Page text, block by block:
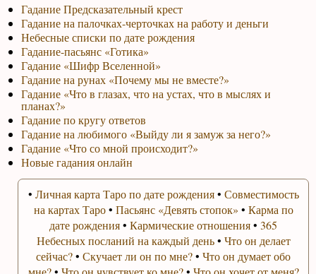
Гадание Предсказательный крест
Гадание на палочках-черточках на работу и деньги
Небесные списки по дате рождения
Гадание-пасьянс «Готика»
Гадание «Шифр Вселенной»
Гадание на рунах «Почему мы не вместе?»
Гадание «Что в глазах, что на устах, что в мыслях и
планах?»
Гадание по кругу ответов
Гадание на любимого «Выйду ли я замуж за него?»
Гадание «Что со мной происходит?»
Новые гадания онлайн
• Личная карта Таро по дате рождения• Совместимость
на картах Таро• Пасьянс «Девять стопок» • Карма по
дате рождения•Кармические отношения•365
Небесных посланий на каждый день• Что он делает
сейчас?•Скучает ли он по мне?•Что он думает обо